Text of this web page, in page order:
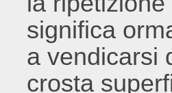
significa
a vendicarsi
crosta